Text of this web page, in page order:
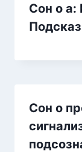
Сон о а:
Сон о